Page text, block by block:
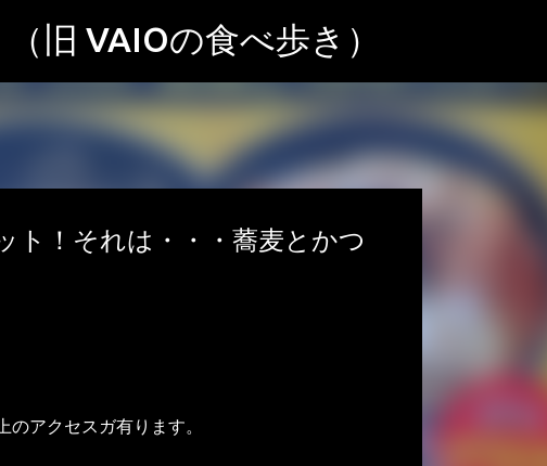
スキップしてメイン コンテンツに移動
旧 VAIOの食べ歩き）
ト！それは・・・蕎麦とかつ
アクセスガ有ります。